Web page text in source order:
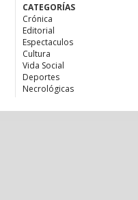
CATEGORÍAS
Crónica
Editorial
Espectaculos
Cultura
Vida Social
Deportes
Necrológicas